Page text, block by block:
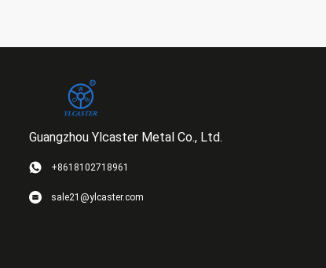
Guangzhou Ylcaster Metal Co., Ltd.
+8618102718961
sale21@ylcaster.com